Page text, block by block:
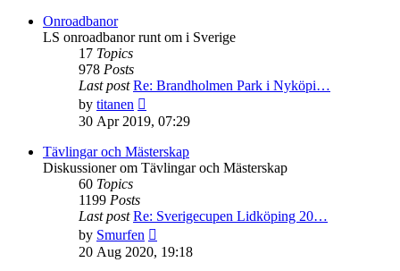
Onroadbanor
LS onroadbanor runt om i Sverige
17 Topics
978 Posts
Last post Re: Brandholmen Park i Nyköpi…
by titanen
the
post
30 Apr 2019, 07:29
Tävlingar och Mästerskap
Diskussioner om Tävlingar och Mästerskap
60 Topics
1199 Posts
Last post Re: Sverigecupen Lidköping 20…
by Smurfen
the
20 Aug 2020, 19:18